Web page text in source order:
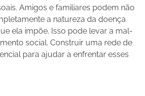
Amigos e familiares podem não
a natureza da doença
ela impõe. Isso pode levar a mal-
social. Construir uma rede de
para ajudar a enfrentar esses